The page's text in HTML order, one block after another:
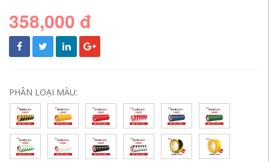
358,000 đ
PHÂN LOẠI MÀU: